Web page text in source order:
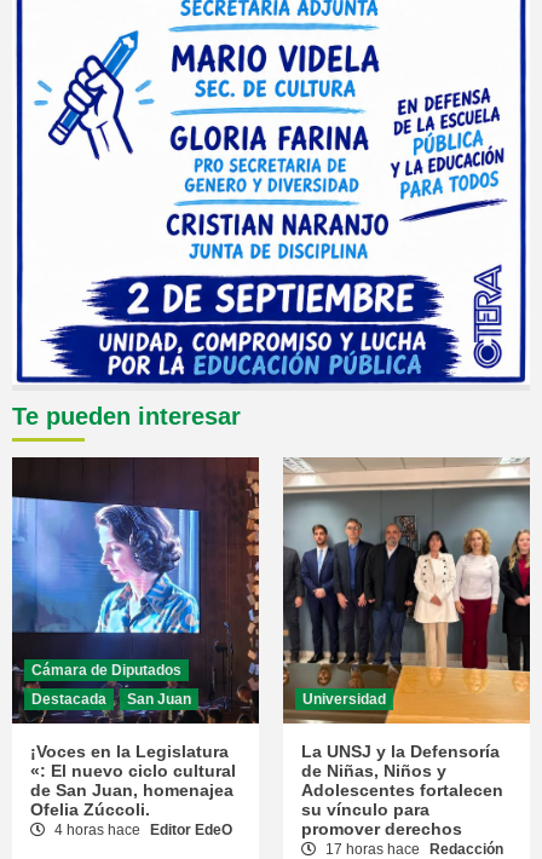
Te pueden interesar
Cámara de Diputados
Destacada
San Juan
¡Voces en la Legislatura
«: El nuevo ciclo cultural
de San Juan, homenajea
Ofelia Zúccoli.
4 horas hace Editor EdeO
Universidad
La UNSJ y la Defensoría
de Niñas, Niños y
Adolescentes fortalecen
su vínculo para
promover derechos
17 horas hace
Redacción